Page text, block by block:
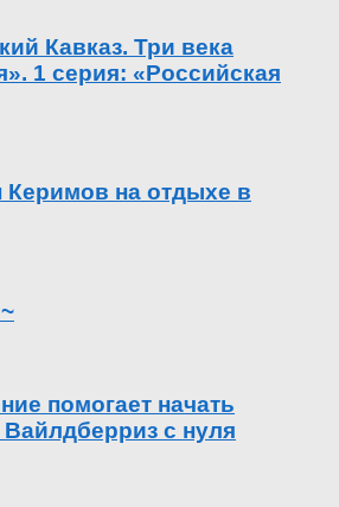
Кавказ. Три века
1 серия: «Российская
Керимов на отдыхе в
помогает начать
Вайлдберриз с нуля